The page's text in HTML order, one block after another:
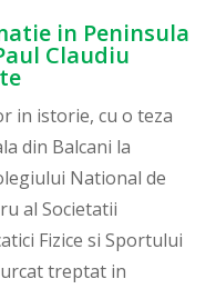
in Peninsula
Claudiu
in istorie, cu o teza
din Balcani la
National de
al Societatii
Fizice si Sportului
urcat treptat in